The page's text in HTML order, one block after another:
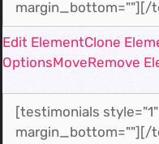
Edit ElementClone
OptionsMoveRemove